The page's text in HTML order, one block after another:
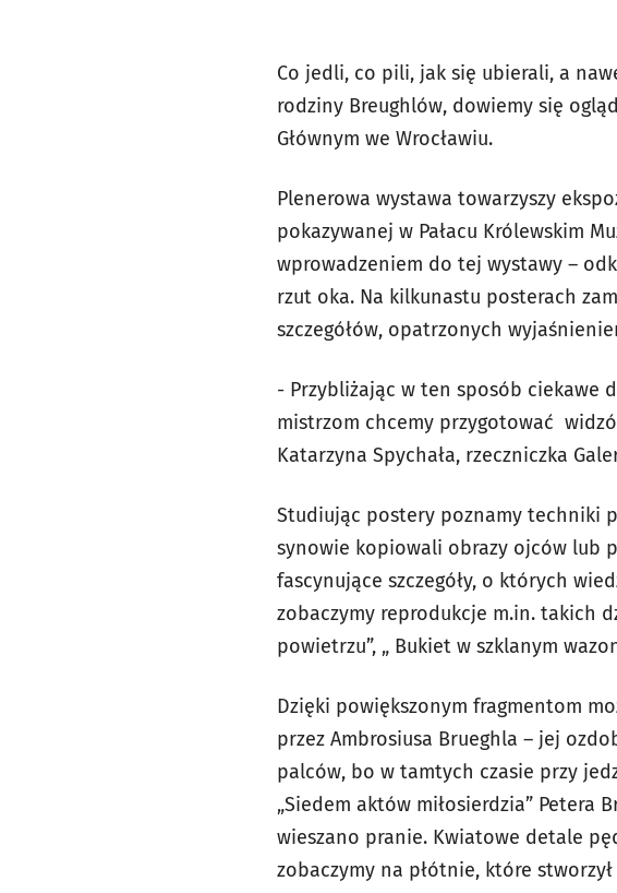
Co jedli, co pili, jak się ubierali, a
rodziny Breughlów, dowiemy się
Głównym we Wrocławiu.
Plenerowa wystawa towarzyszy
pokazywanej w Pałacu Królewskim
wprowadzeniem do tej wystawy –
rzut oka. Na kilkunastu posterach
szczegółów, opatrzonych
- Przybliżając w ten sposób ciekawe
mistrzom chcemy przygotować
Katarzyna Spychała, rzeczniczka
Studiując postery poznamy techniki
synowie kopiowali obrazy ojców lub
fascynujące szczegóły, o których
zobaczymy reprodukcje m.in. takich
powietrzu”, „ Bukiet w szklanym
Dzięki powiększonym fragmentom
przez Ambrosiusa Brueghla – jej
palców, bo w tamtych czasie przy
„Siedem aktów miłosierdzia” Petera
wieszano pranie. Kwiatowe detale
zobaczymy na płótnie, które